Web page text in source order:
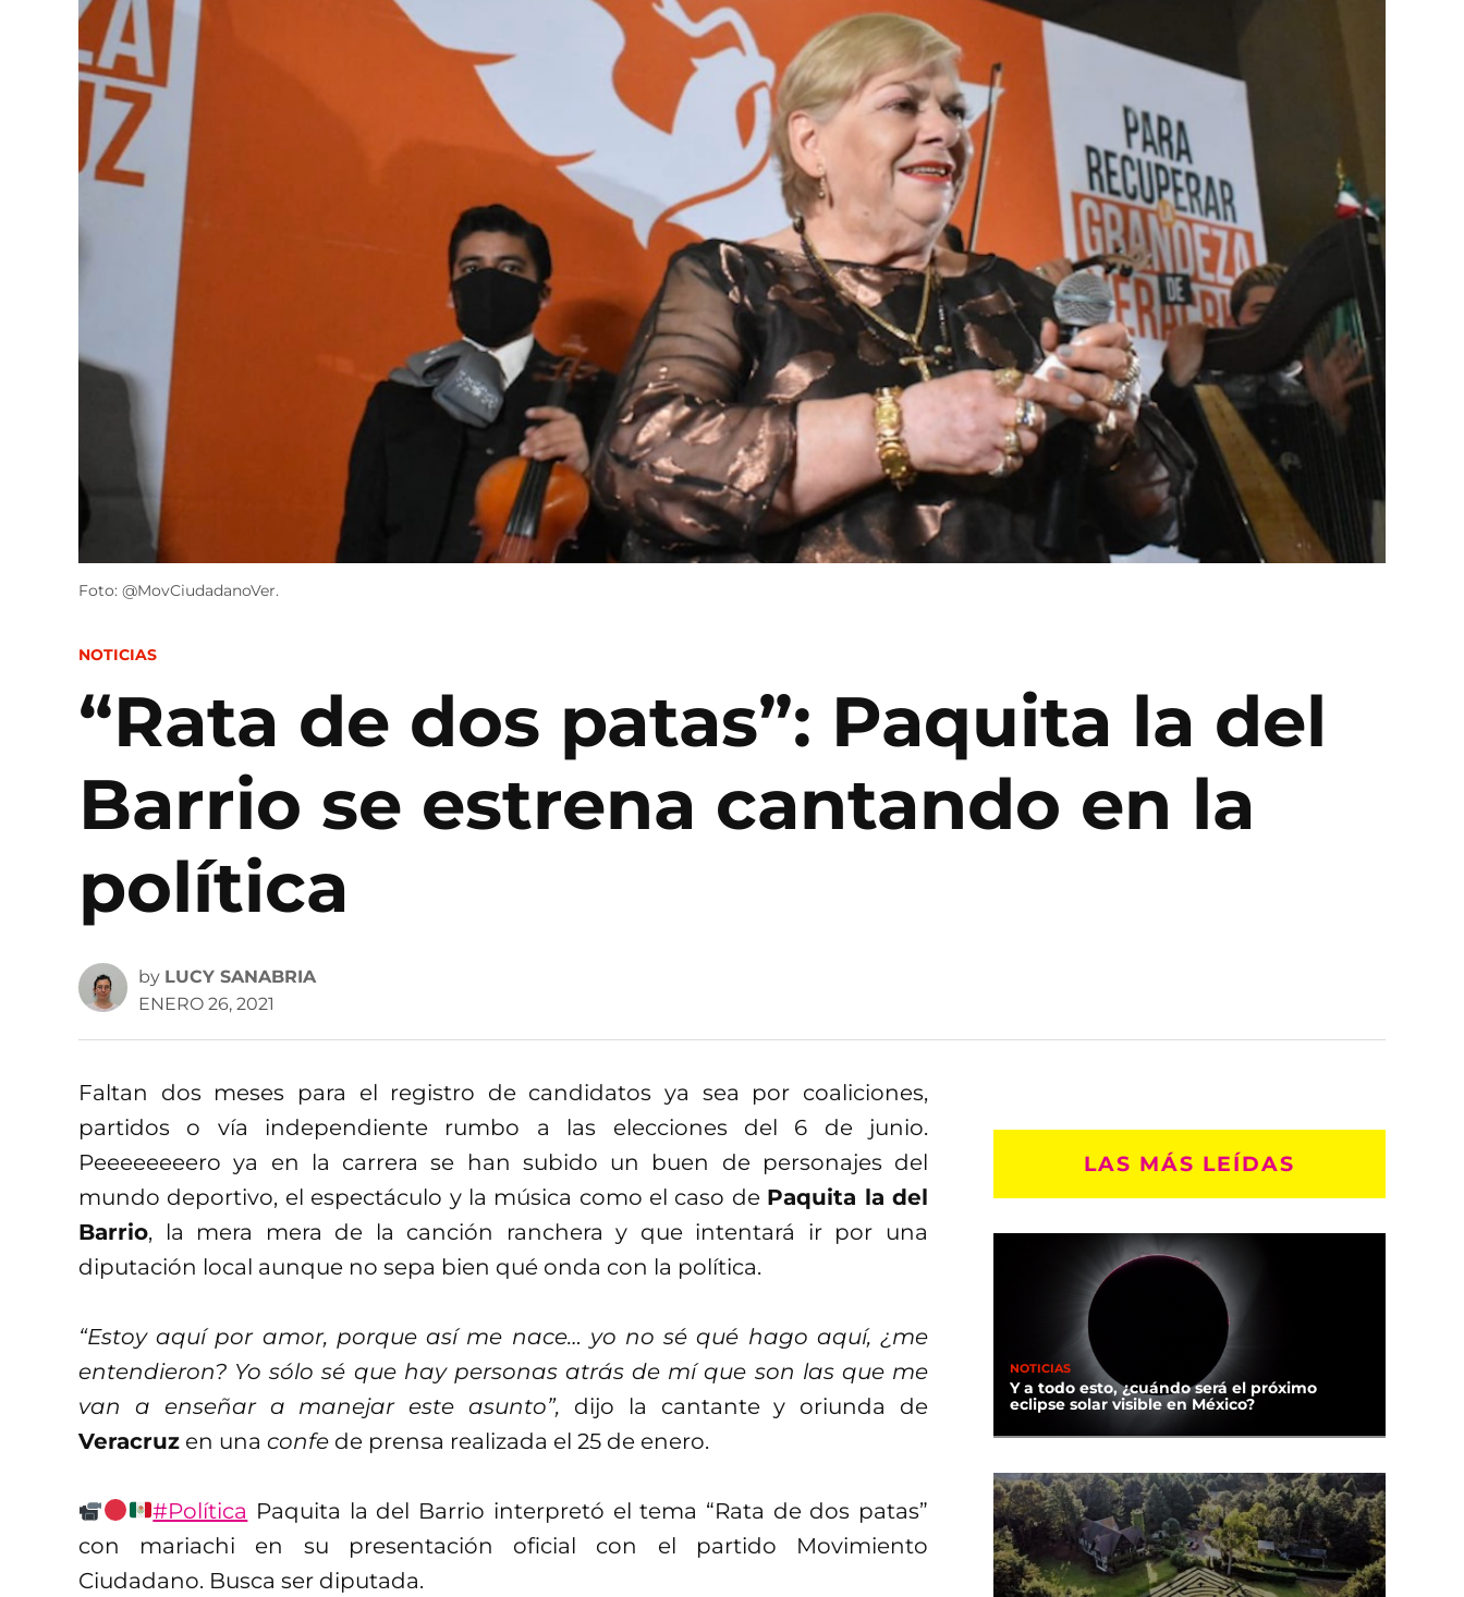
Foto: @MovCiudadanoVer.
POSTED
NOTICIAS
“Rata de dos patas”: Paquita la del
Barrio se estrena cantando en la
política
by LUCY SANABRIA
ENERO 26, 2021
Faltan dos meses para el registro de candidatos ya sea por coaliciones,
partidos o vía independiente rumbo a las elecciones del 6 de junio.
Peeeeeeeero ya en la carrera se han subido un buen de personajes del
mundo deportivo, el espectáculo y la música como el caso de Paquita la del
Barrio, la mera mera de la canción ranchera y que intentará ir por una
diputación local aunque no sepa bien qué onda con la política.
“Estoy aquí por amor, porque así me nace… yo no sé qué hago aquí, ¿me
entendieron? Yo sólo sé que hay personas atrás de mí que son las que me
van a enseñar a manejar este asunto”, dijo la cantante y oriunda de
Veracruz en una confe de prensa realizada el 25 de enero.
#Política Paquita la del Barrio interpretó el tema “Rata de dos patas”
con mariachi en su presentación oficial con el partido Movimiento
Ciudadano. Busca ser diputada.
LAS MÁS LEÍDAS
NOTICIAS
Y a todo esto, ¿cuándo será el próximo
eclipse solar visible en México?